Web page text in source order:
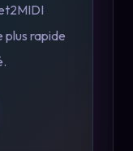
plus rapide